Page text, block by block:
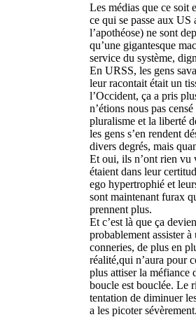
Les médias que ce soit
ce qui se passe aux US
l’apothéose) ne sont
qu’une gigantesque
service du système,
En URSS, les gens
leur racontait était un
l’Occident, ça a pris
n’étions nous pas
pluralisme et la liberté
les gens s’en rendent
divers degrés, mais
Et oui, ils n’ont rien vu
étaient dans leur
ego hypertrophié et
sont maintenant furax
prennent plus.
Et c’est là que ça
probablement assister à
conneries, de plus en
réalité,qui n’aura pour
plus attiser la méfiance
boucle est bouclée. Le
tentation de diminuer
a les picoter sévèrement.